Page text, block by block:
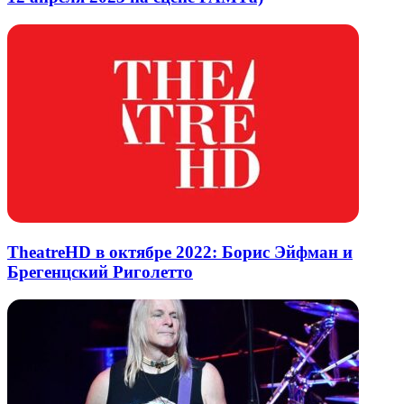
TheatreHD в октябре 2022: Борис Эйфман и
Брегенцский Риголетто